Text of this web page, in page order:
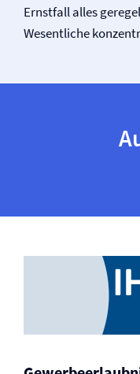
Ernstfall alles
Wesentliche